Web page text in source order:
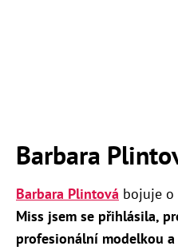
Barbara
Barbara Plintová bojuje o
Miss jsem se přihlásila,
profesionální modelkou